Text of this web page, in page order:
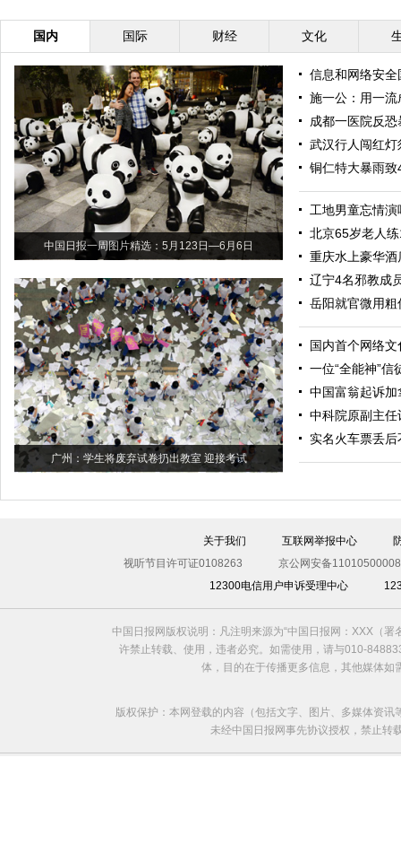
国内 国际 财经 文化
中国日报一周图片精选：5月123日—6月6日
广州：学生将废弃试卷扔出教室 迎接考试
信息和网络安
施一公：用一流
成都一医院反
武汉行人闯红
铜仁特大暴雨
工地男童忘情
北京65岁老人
重庆水上豪华
辽宁4名邪教成
岳阳就官微用
国内首个网络
一位“全能神”信
中国富翁起诉
中科院原副主
实名火车票丢
关于我们 互联网举报中心
视听节目许可证0108263
京公网安备
12300电信用户申诉受理中心
中国日报网版权说明：凡注明来源为“中国日报网：XXX（
许禁止转载、使用，违者必究。如需使用，请与010-
体，目的在于传播更多信息，其他媒体
版权保护：本网登载的内容（包括文字、图片、多媒体资
未经中国日报网事先协议授权，禁止转